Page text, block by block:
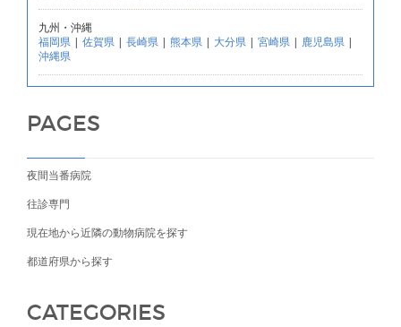
九州・沖縄
福岡県 | 佐賀県 | 長崎県 | 熊本県 | 大分県 | 宮崎県 | 鹿児島県 |
沖縄県
PAGES
夜間当番病院
往診専門
現在地から近隣の動物病院を探す
都道府県から探す
CATEGORIES